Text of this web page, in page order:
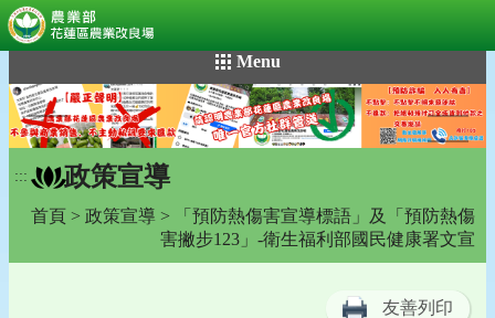
到
主
要
內
容
Menu
::: 政策宣導
首頁 > 政策宣導 > 「預防熱傷害宣導標語」及「預防熱傷
害撇步123」-衛生福利部國民健康署文宣
友善列印